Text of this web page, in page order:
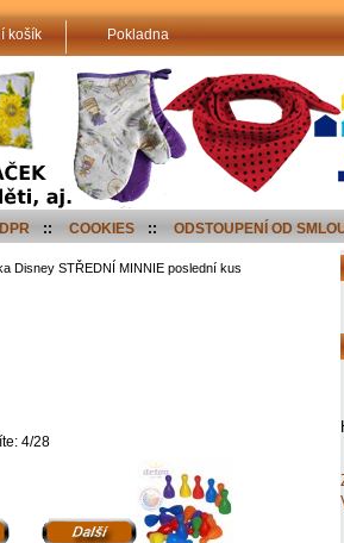
košík Pokladna
:: COOKIES :: ODSTOUPENÍ OD
Disney STŘEDNÍ MINNIE poslední kus
4/28